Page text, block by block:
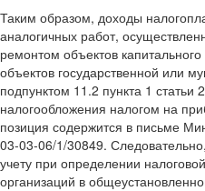
Таким образом, доходы
аналогичных работ,
ремонтом объектов
объектов государственной или
подпунктом 11.2 пункта 1
налогообложения налогом на
позиция содержится в письме
03-03-06/1/30849.
учету при определении
организаций в